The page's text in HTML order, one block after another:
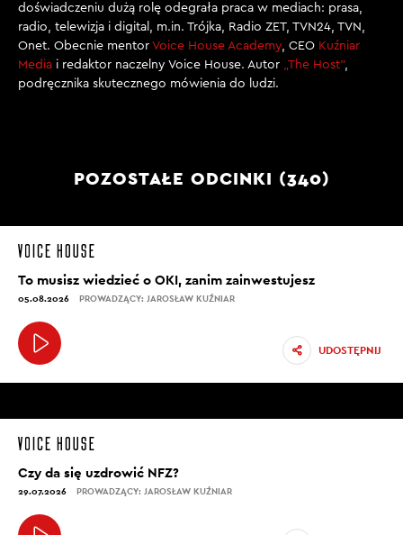
doświadczeniu dużą rolę odegrała praca w mediach: prasa,
radio, telewizja i digital, m.in. Trójka, Radio ZET, TVN24, TVN,
Onet. Obecnie mentor Voice House Academy , CEO Kuźniar
Media i redaktor naczelny Voice House. Autor „The Host”,
podręcznika skutecznego mówienia do ludzi.
POZOSTAŁE ODCINKI (340)
To musisz wiedzieć o OKI, zanim zainwestujesz
05.08.2026 PROWADZĄCY: JAROSŁAW KUŹNIAR
UDOSTĘPNIJ
Czy da się uzdrowić NFZ?
29.07.2026 PROWADZĄCY: JAROSŁAW KUŹNIAR